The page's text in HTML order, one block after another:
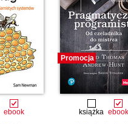
ebook
Promocja
książka ebook